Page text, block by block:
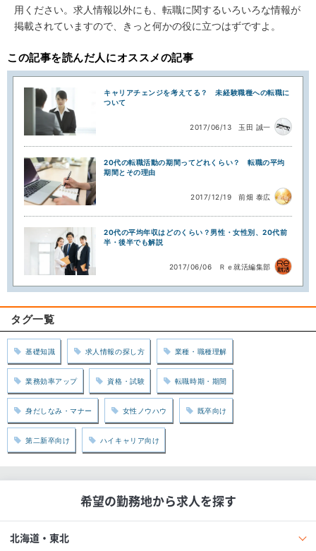
用ください。求人情報以外にも、転職に関するいろいろな情報が
掲載されていますので、きっと何かの役に立つはずですよ。
この記事を読んだ人にオススメの記事
キャリアチェンジを考えてる？ 未経験職種への転職に
ついて
2017/06/13 玉田 誠一
20代の転職活動の期間ってどれくらい？ 転職の平均
期間とその理由
2017/12/19 前畑 泰広
20代の平均年収はどのくらい？男性・女性別、20代前
半・後半でも解説
2017/06/06 Ｒｅ就活編集部
タグ一覧
基礎知識 求人情報の探し方 業種・職種理解
業務効率アップ 資格・試験 転職時期・期間
身だしなみ・マナー 女性ノウハウ 既卒向け
第二新卒向け ハイキャリア向け
希望の勤務地から求人を探す
北海道・東北